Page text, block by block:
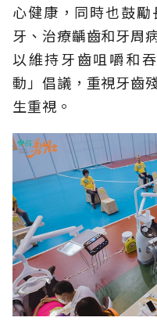
心健康，同時也鼓
牙、治療齲齒和牙周
以維持牙齒咀嚼和
動」倡議，重視牙齒
生重視。